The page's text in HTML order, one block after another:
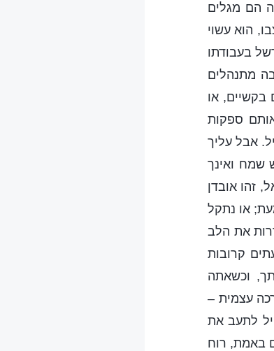
הם מגלים
הוא עשוי
בעבודתו
מתנהלים
בקשיים, או
ספקות
אבל עליך
שמח ואינך
זהו אובדן
או נתקל
את הלב
קרובות
וכשאתה
עצמית –
לתעב את
באמת, רוח